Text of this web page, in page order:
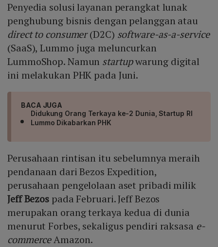
Penyedia solusi layanan perangkat lunak
penghubung bisnis dengan pelanggan atau
direct to consumer(D2C) software-as-a-service
(SaaS), Lummo juga meluncurkan
LummoShop. Namun startupwarung digital
ini melakukan PHK pada Juni.
BACA JUGA
Didukung Orang Terkaya ke-2 Dunia, Startup RI
Lummo Dikabarkan PHK
Perusahaan rintisan itu sebelumnya meraih
pendanaan dari Bezos Expedition,
perusahaan pengelolaan aset pribadi milik
Jeff Bezos pada Februari. Jeff Bezos
merupakan orang terkaya kedua di dunia
menurut Forbes, sekaligus pendiri raksasa e-
commerceAmazon.